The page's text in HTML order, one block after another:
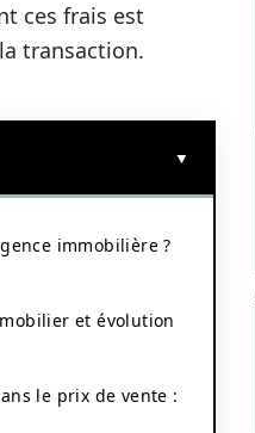
ces frais est
transaction.
immobilière ?
et évolution
le prix de vente :